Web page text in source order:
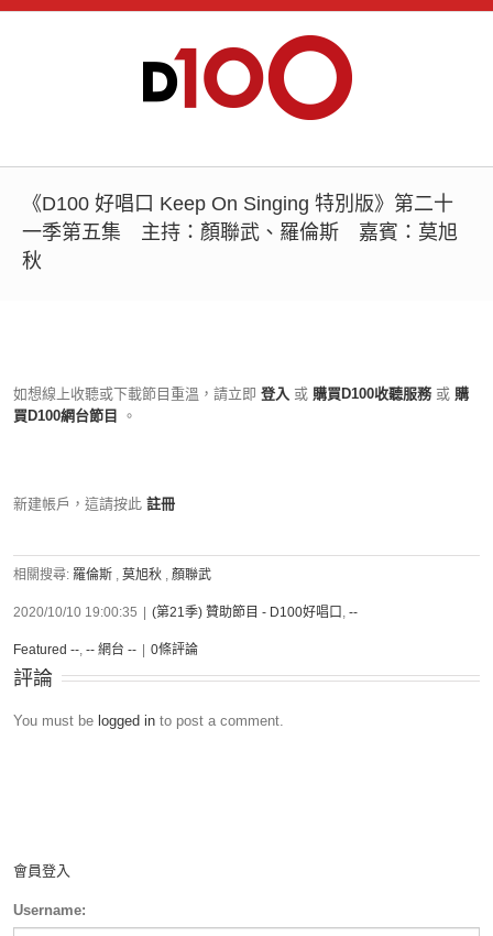
《D100 好唱口 Keep On Singing 特別版》第二十
一季第五集 主持：顏聯武、羅倫斯 嘉賓：莫旭
秋
如想線上收聽或下載節目重溫，請立即 登入 或 購買D100收聽服務 或 購
買D100網台節目
。
新建帳戶，這請按此 註冊
相關搜尋: 羅倫斯 , 莫旭秋 , 顏聯武
2020/10/10 19:00:35 (第21季) 贊助節目 - D100好唱口 , --
Featured --, -- 網台 -- 0條評論
評論
You must be logged in to post a comment.
會員登入
Username: